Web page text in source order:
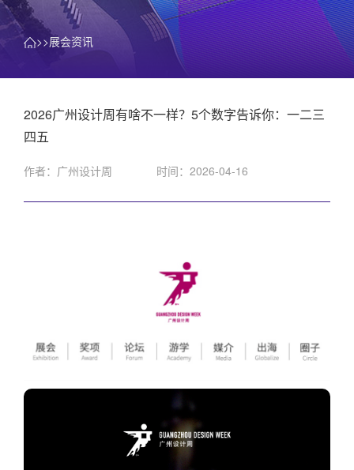
>>展会资讯
2026广州设计周有啥不一样？5个数字告诉你：一二三
四五
作者：广州设计周 时间：2026-04-16